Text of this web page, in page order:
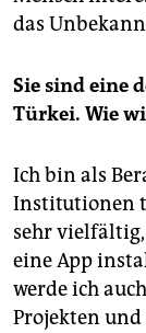
das
Sie sind eine
Türkei. Wie
Ich bin als
Institutionen
sehr
eine App
werde ich
Projekten